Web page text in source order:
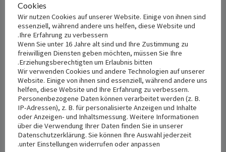
تكريس البيوت بالماء المقدس في مدينة
شفيننغه
-فبراير 4, 2023 12:00 م
تكريس البيوت بالماء المقدس في مدينةشفيننغه
+ Add to iCalendar
Cookies
Wir nutzen Cookies auf unserer Website. Einige von ihnen sind
essenziell, während andere uns helfen, diese Website und
Ihre Erfahrung zu verbessern.
Wenn Sie unter 16 Jahre alt sind und Ihre Zustimmung zu
freiwilligen Diensten geben möchten, müssen Sie Ihre
Erziehungsberechtigten um Erlaubnis bitten.
Wir verwenden Cookies und andere Technologien auf unserer
Website. Einige von ihnen sind essenziell, während andere uns
helfen, diese Website und Ihre Erfahrung zu verbessern.
Personenbezogene Daten können verarbeitet werden (z. B.
IP-Adressen), z. B. für personalisierte Anzeigen und Inhalte
oder Anzeigen- und Inhaltsmessung. Weitere Informationen
über die Verwendung Ihrer Daten finden Sie in unserer
Datenschutzerklärung. Sie können Ihre Auswahl jederzeit
unter Einstellungen widerrufen oder anpassen.